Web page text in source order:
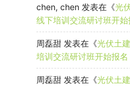
chen, chen 发表在《光
线下培训交流研讨班开始
周磊甜 发表在《光伏土
培训交流研讨班开始报名
周磊甜 发表在《光伏土